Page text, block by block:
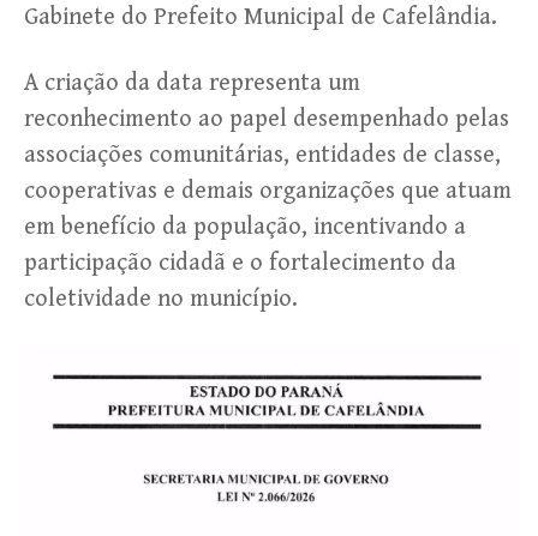
Gabinete do Prefeito Municipal de Cafelândia.
A criação da data representa um
reconhecimento ao papel desempenhado pelas
associações comunitárias, entidades de classe,
cooperativas e demais organizações que atuam
em benefício da população, incentivando a
participação cidadã e o fortalecimento da
coletividade no município.